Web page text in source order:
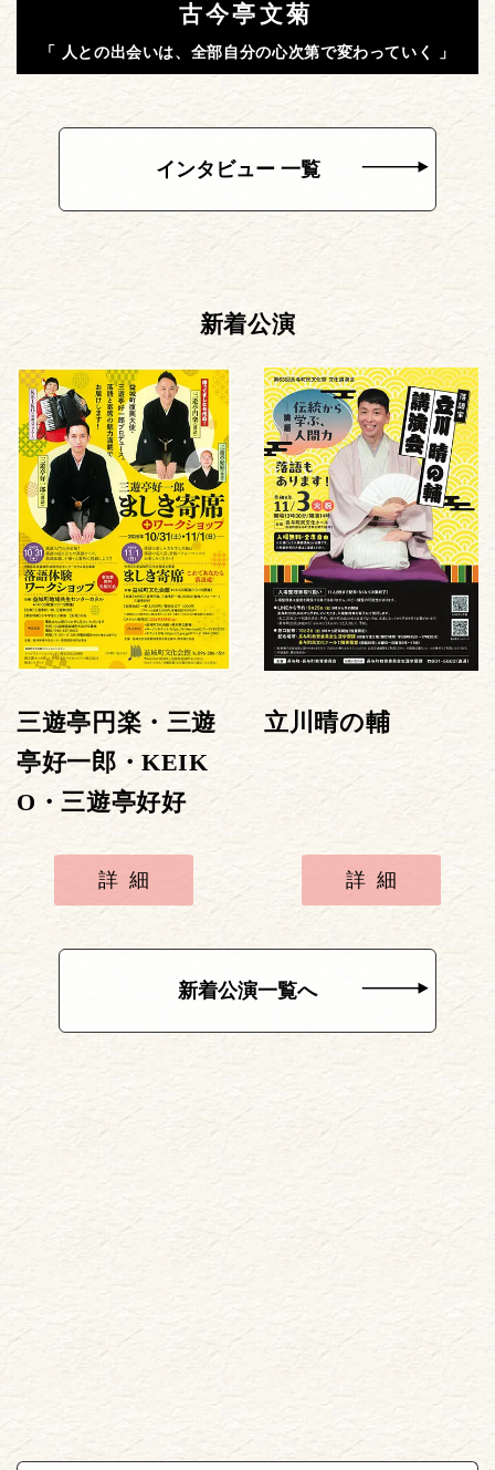
古今亭文菊
「 人との出会いは、全部自分の心次第で変わっていく 」
インタビュー 一覧
新着公演
三遊亭円楽・三遊
亭好一郎・KEIK
O・三遊亭好好
詳細
立川晴の輔
詳細
新着公演一覧へ